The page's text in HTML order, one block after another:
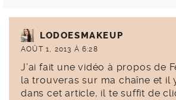
LODOESMAKEUP
AOÛT 1, 2013 À 6:28
J’ai fait une vidéo à propos de
la trouveras sur ma chaîne et il
dans cet article, il te suffit de